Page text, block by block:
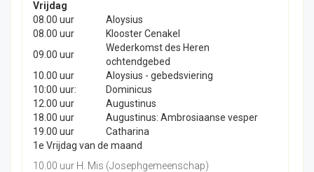
Vrijdag
08.00 uur
Aloysius
08.00 uur
Klooster Cenakel
09.00 uur
Wederkomst des Heren
ochtendgebed
10.00 uur
Aloysius - gebedsviering
10:00 uur:
Dominicus
12.00 uur
Augustinus
18.00 uur
Augustinus: Ambrosiaanse vesper
19.00 uur
Catharina
1e Vrijdag van de maand
10.00 uur H. Mis (Josephgemeenschap)